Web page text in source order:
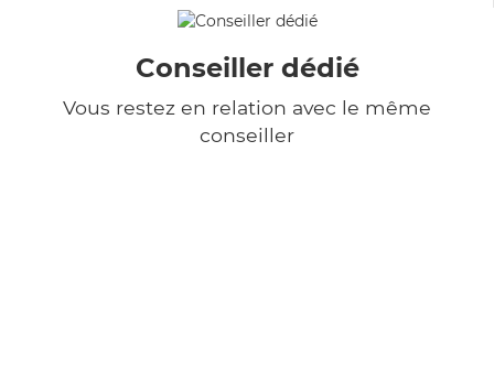
Conseiller dédié
Vous restez en relation avec le même
conseiller